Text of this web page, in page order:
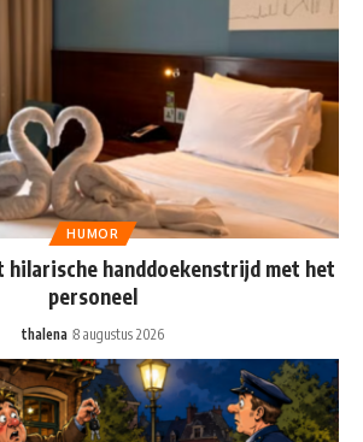
HUMOR
hilarische handdoekenstrijd met het
personeel
thalena 8 augustus 2026